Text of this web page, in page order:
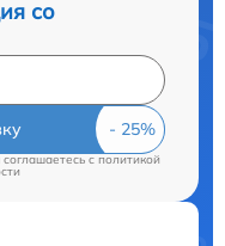
со
cполитикой